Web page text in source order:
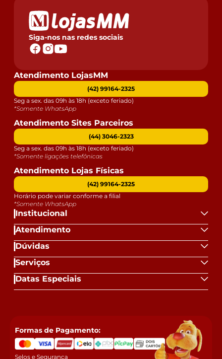
Siga-nos nas redes sociais
Institucional
Atendimento
Dúvidas
Serviços
Datas Especiais
Atendimento LojasMM
(42) 99164-2325
Seg a sex. das 09h às 18h (exceto feriado)
*Somente WhatsApp
Atendimento Sites Parceiros
(44) 3046-2323
Seg a sex. das 09h às 18h (exceto feriado)
*Somente ligações telefônicas
Atendimento Lojas Físicas
(42) 99164-2325
Horário pode variar conforme a filial
*Somente WhatsApp
Formas de Pagamento:
Selos e Segurança